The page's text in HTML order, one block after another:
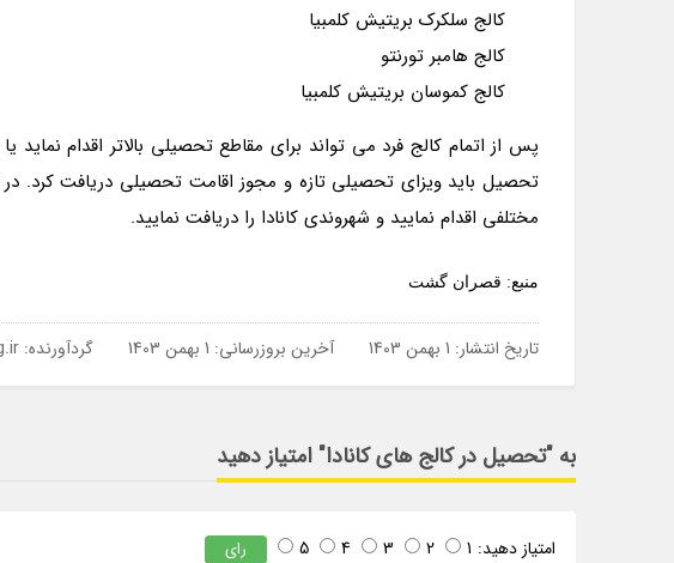
کالج سلکرک بریتیش کلمبیا
کالج هامبر تورنتو
کالج کموسان بریتیش کلمبیا
پس از اتمام کالج فرد می تواند برای مقاطع تحصیلی بالاتر اقدام
تحصیل باید ویزای تحصیلی تازه و مجوز اقامت تحصیلی دریافت کرد.
مختلفی اقدام نمایید و شهروندی کانادا را دریافت نمایید.
منبع: قصران گشت
تاریخ انتشار: 1 بهمن 1403 آخرین بروزرسانی: 1 بهمن 1403 گردآورنده:
به "تحصیل در کالج های کانادا" امتیاز دهید
امتیاز دهید: 1
2
3
4
5 رای